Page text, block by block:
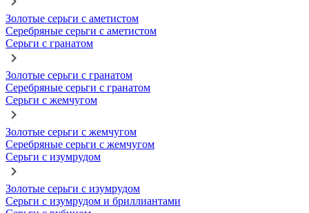
Золотые серьги с аметистом
Серебряные серьги с аметистом
Серьги с гранатом
Золотые серьги с гранатом
Серебряные серьги с гранатом
Серьги с жемчугом
Золотые серьги с жемчугом
Серебряные серьги с жемчугом
Серьги с изумрудом
Золотые серьги с изумрудом
Серьги с изумрудом и бриллиантами